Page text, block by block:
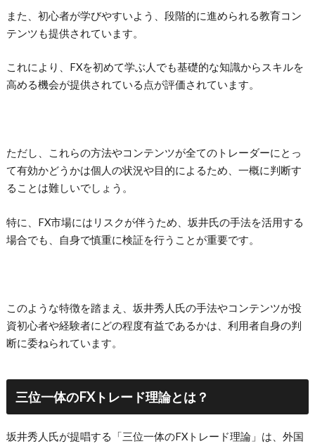
また、初心者が学びやすいよう、段階的に進められる教育コン
テンツも提供されています。
これにより、FXを初めて学ぶ人でも基礎的な知識からスキルを
高める機会が提供されている点が評価されています。
ただし、これらの方法やコンテンツが全てのトレーダーにとっ
て有効かどうかは個人の状況や目的によるため、一概に判断す
ることは難しいでしょう。
特に、FX市場にはリスクが伴うため、坂井氏の手法を活用する
場合でも、自身で慎重に検証を行うことが重要です。
このような特徴を踏まえ、坂井秀人氏の手法やコンテンツが投
資初心者や経験者にどの程度有益であるかは、利用者自身の判
断に委ねられています。
三位一体のFXトレード理論とは？
坂井秀人氏が提唱する「三位一体のFXトレード理論」は、外国